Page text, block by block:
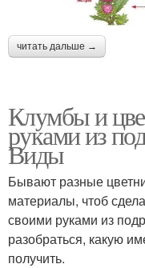
читать дальше →
Клумбы и
руками из
Виды
Бывают разные
материалы, чтоб
своими руками из
разобраться, какую
получить.